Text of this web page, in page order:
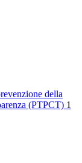
della
(PTPCT) 1